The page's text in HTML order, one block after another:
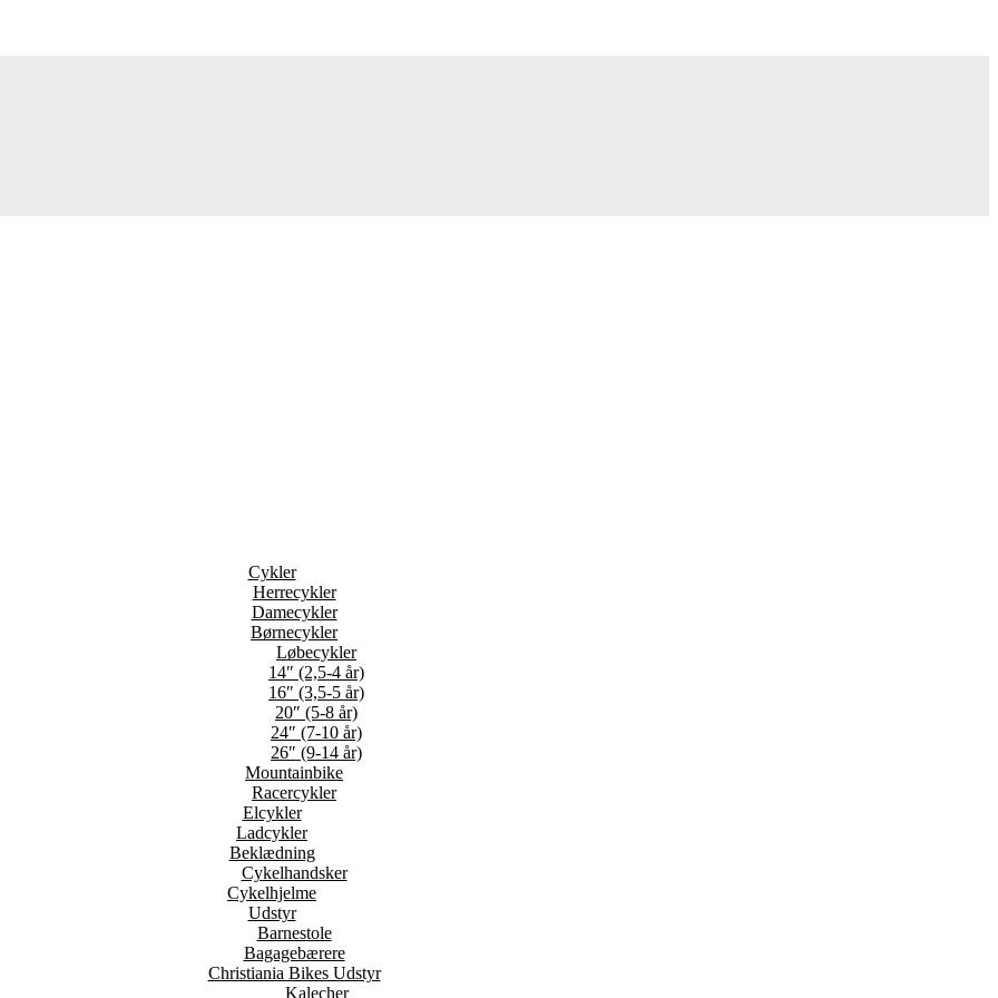
Cykler
Herrecykler
Damecykler
Børnecykler
Løbecykler
14″ (2,5-4 år)
16″ (3,5-5 år)
20″ (5-8 år)
24″ (7-10 år)
26″ (9-14 år)
Mountainbike
Racercykler
Elcykler
Ladcykler
Beklædning
Cykelhandsker
Cykelhjelme
Udstyr
Barnestole
Bagagebærere
Christiania Bikes Udstyr
Kalecher